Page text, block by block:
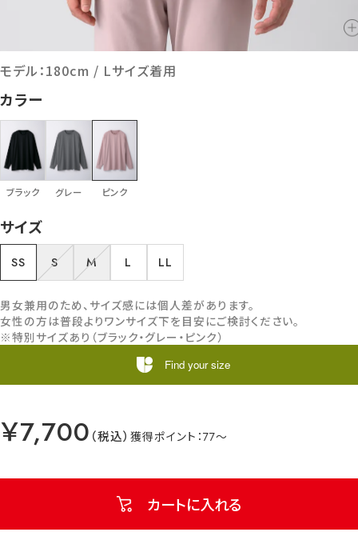
モデル：180cm / Lサイズ着用
カラー
ブラック グレー ピンク
サイズ
SS S M L LL
￥7,700 77
カートに入れる
男女兼用のため、サイズ感には個人差があります。
女性の方は普段よりワンサイズ下を目安にご検討ください。
※特別サイズあり（ブラック・グレー・ピンク）
Find your size